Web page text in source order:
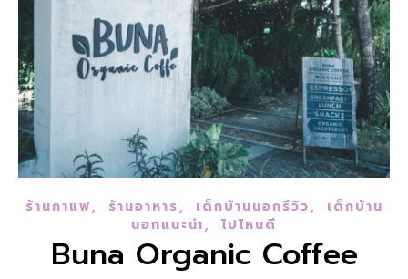
ร้านกาแฟ, ร้านอาหาร, เด็กบ้านนอกรีวิว,
เด็กบ้าน
นอกแนะนำ, ไปไหนดี
Buna Organic Coffee